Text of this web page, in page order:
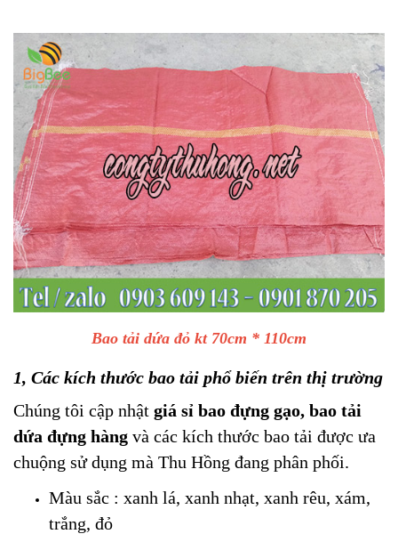
Bao tải dứa đỏ kt 70cm * 110cm
1, Các kích thước bao tải phổ biến trên thị trường
Chúng tôi cập nhật giá sỉ bao đựng gạo, bao tải
dứa đựng hàng và các kích thước bao tải được ưa
chuộng sử dụng mà Thu Hồng đang phân phối.
Màu sắc : xanh lá, xanh nhạt, xanh rêu, xám,
trắng, đỏ